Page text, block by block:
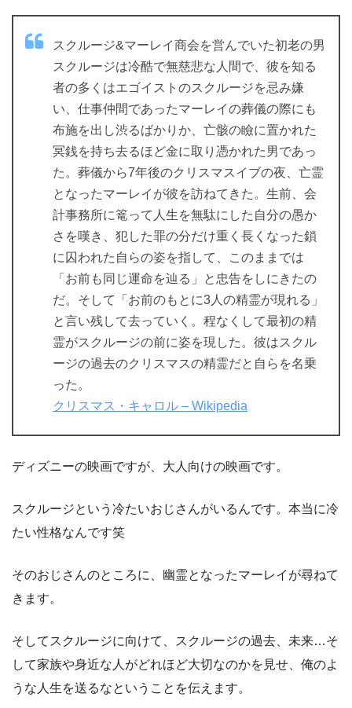
スクルージ&マーレイ商会を営んでいた初老の男
スクルージは冷酷で無慈悲な人間で、彼を知る
者の多くはエゴイストのスクルージを忌み嫌
い、仕事仲間であったマーレイの葬儀の際にも
布施を出し渋るばかりか、亡骸の瞼に置かれた
冥銭を持ち去るほど金に取り憑かれた男であっ
た。葬儀から7年後のクリスマスイブの夜、亡霊
となったマーレイが彼を訪ねてきた。生前、会
計事務所に篭って人生を無駄にした自分の愚か
さを嘆き、犯した罪の分だけ重く長くなった鎖
に囚われた自らの姿を指して、このままでは
「お前も同じ運命を辿る」と忠告をしにきたの
だ。そして「お前のもとに3人の精霊が現れる」
と言い残して去っていく。程なくして最初の精
霊がスクルージの前に姿を現した。彼はスクル
ージの過去のクリスマスの精霊だと自らを名乗
った。
クリスマス・キャロル – Wikipedia
ディズニーの映画ですが、大人向けの映画です。
スクルージという冷たいおじさんがいるんです。本当に冷
たい性格なんです笑
そのおじさんのところに、幽霊となったマーレイが尋ねて
きます。
そしてスクルージに向けて、スクルージの過去、未来…そ
して家族や身近な人がどれほど大切なのかを見せ、俺のよ
うな人生を送るなということを伝えます。